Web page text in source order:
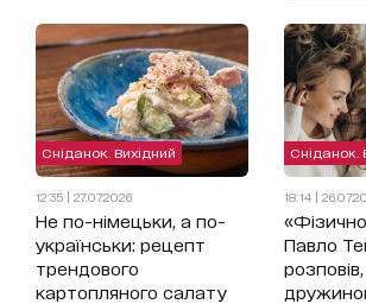
Сніданок. Вихідний
12:35 | 27.07.2026
Не по-німецьки, а по-
українськи: рецепт
трендового
картопляного салату
Сніданок.
18:14 |
Павло